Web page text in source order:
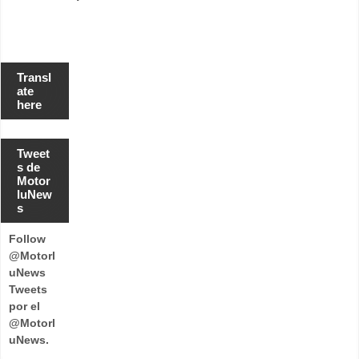
Transl
ate
here
Tweet
s de
Motor
luNew
s
Follow
@Motorl
uNews
Tweets
por el
@Motorl
uNews.